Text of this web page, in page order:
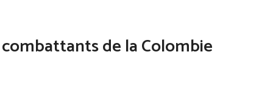
de la Colombie